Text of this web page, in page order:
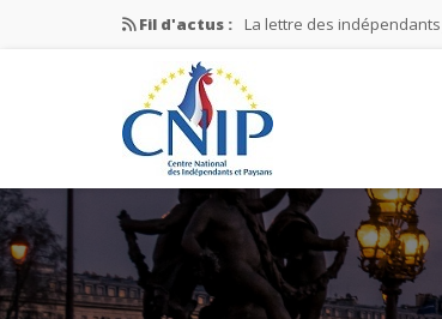
Fil d'actus : La lettre des
La lettre des indépendants
Mission nationale
La lettre des indépendants